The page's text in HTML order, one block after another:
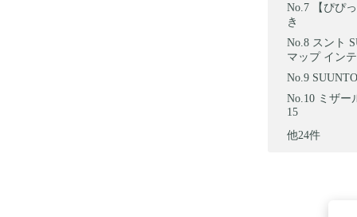
【ぴぴ
き
スント
マップ イン
ミザー
15
他24件